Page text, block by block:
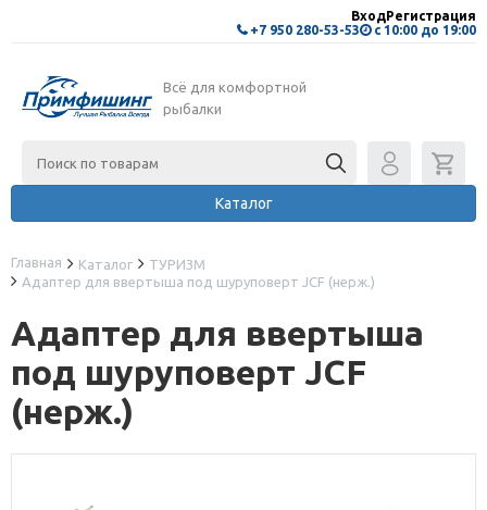
+7 950 280-53-53 с 10:00 до 19:00
ВходРегистрация
Всё для комфортной
рыбалки
Каталог
Главная Каталог
ТУРИЗМ
Адаптер для ввертыша под шуруповерт JCF (нерж.)
Адаптер для ввертыша
под шуруповерт JCF
(нерж.)